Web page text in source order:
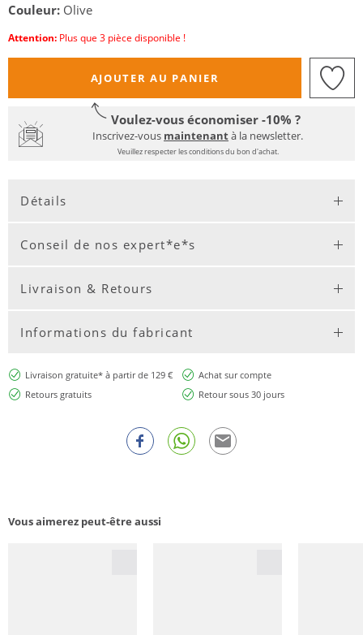
Couleur: Olive
Attention: Plus que 3 pièce disponible !
AJOUTER AU PANIER
Voulez-vous économiser -10% ?
Inscrivez-vous maintenantà la newsletter.
Veuillez respecter les conditions du bon d'achat.
Détails
Conseil de nos expert*e*s
Livraison & Retours
Informations du fabricant
Livraison gratuite* à partir de 129 €
Achat sur compte
Retours gratuits
Retour sous 30 jours
Vous aimerez peut-être aussi